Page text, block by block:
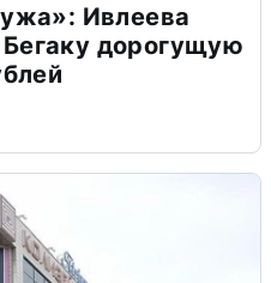
Ивлеева
дорогущую